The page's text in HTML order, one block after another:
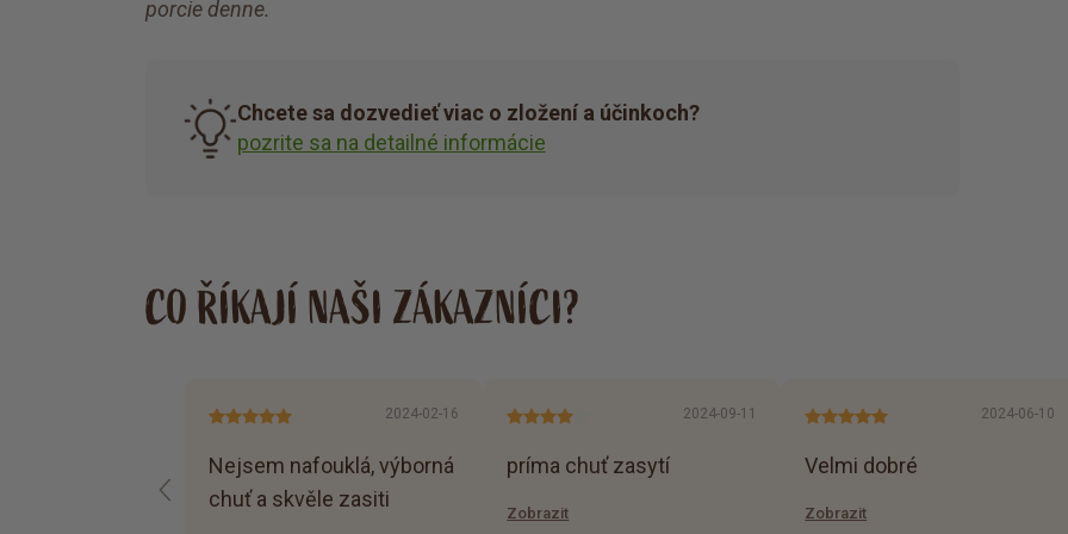
porcie denne.
Chcete sa dozvedieť viac o zložení a účinkoch?
pozrite sa na detailné informácie
CO ŘÍKAJÍ NAŠI ZÁKAZNÍCI?
2024-02-16
Nejsem nafouklá, výborná
chuť a skvěle zasiti
2024-09-11
príma chuť zasytí
Zobrazit
2024-06-10
Velmi dobré
Zobrazit